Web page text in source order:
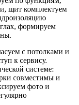
щит комплектуем
формируем
с потолками и
к сервису.
системе:
совместимы и
фото и